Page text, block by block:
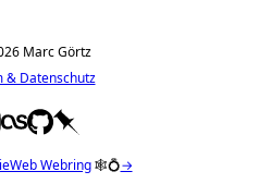
Marc Görtz
& Datenschutz
Webring🕸💍→